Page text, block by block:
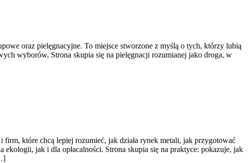
oraz pielęgnacyjne. To miejsce stworzone z myślą o tych, którzy lubią
wyborów. Strona skupia się na pielęgnacji rozumianej jako droga, w
które chcą lepiej rozumieć, jak działa rynek metali, jak przygotować
jak i dla opłacalności. Strona skupia się na praktyce: pokazuje, jak